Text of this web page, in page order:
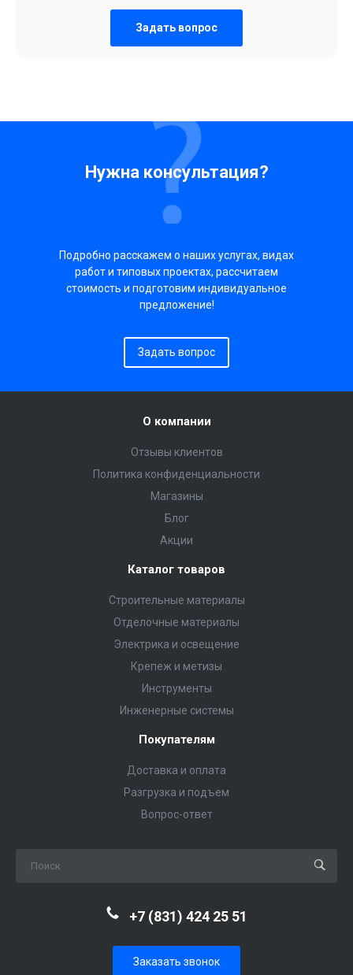
Задать вопрос
Нужна консультация?
Подробно расскажем о наших услугах, видах
работ и типовых проектах, рассчитаем
стоимость и подготовим индивидуальное
предложение!
Задать вопрос
О компании
Отзывы клиентов
Политика конфиденциальности
Магазины
Блог
Акции
Каталог товаров
Строительные материалы
Отделочные материалы
Электрика и освещение
Крепеж и метизы
Инструменты
Инженерные системы
Покупателям
Доставка и оплата
Разгрузка и подъем
Вопрос-ответ
+7 (831) 424 25 51
Заказать звонок